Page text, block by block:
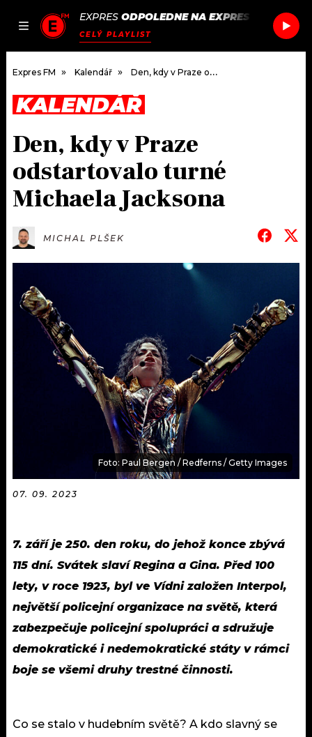
JAK
SEZNAM.CZ
EXPRES ODPOLEDNE NA EXPRES FM /
CELÝ PLAYLIST
DOMŮ
ČLÁNKY
ROZHOVORY
#NEBUDUDOMA
KALENDÁŘ
PODCASTY
JAK NALADIT
APLIKACE
PROGRAM
PLAYLIST
JAK NALADIT
SOUTĚŽE
Expres FM Kalendář Den, kdy v Praze odstartovalo turné Michaela Jacksona
KALENDÁŘ
Den, kdy v Praze
odstartovalo turné
Michaela Jacksona
MICHAL PLŠEK
Foto: Paul Bergen / Redferns / Getty Images
07. 09. 2023
7. září je 250. den roku, do jehož konce zbývá
115 dní. Svátek slaví Regina a Gina. Před 100
lety, v roce 1923, byl ve Vídni založen Interpol,
největší policejní organizace na světě, která
zabezpečuje policejní spolupráci a sdružuje
demokratické i nedemokratické státy v rámci
boje se všemi druhy trestné činnosti.
Co se stalo v hudebním světě? A kdo slavný se